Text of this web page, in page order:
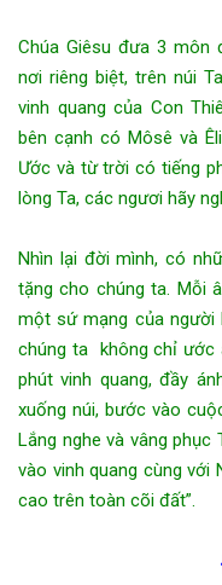
Chúa Giêsu đưa 3 môn
nơi riêng biệt, trên núi
vinh quang của Con
bên cạnh có Môsê và
Ước và từ trời có tiếng
lòng Ta, các ngươi hãy
Nhìn lại đời mình, có
tặng cho chúng ta. Mỗi
một sứ mạng của người
chúng ta không chỉ ước
phút vinh quang, đầy
xuống núi, bước vào
Lắng nghe và vâng
vào vinh quang cùng với
cao trên toàn cõi đất”.